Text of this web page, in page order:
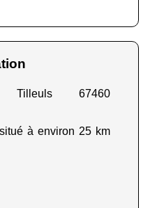
67460
à environ 25 km